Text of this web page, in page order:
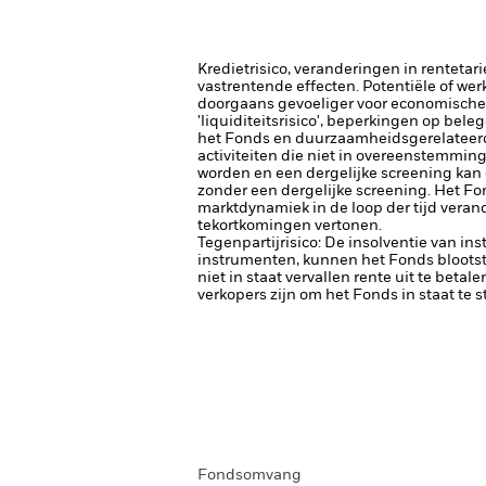
Kredietrisico, veranderingen in
vastrentende effecten. Potentiële of
doorgaans gevoeliger voor
'liquiditeitsrisico', beperkingen op
het Fonds en
activiteiten die niet in
worden en een dergelijke screening
zonder een dergelijke screening. Het
marktdynamiek in de loop der tijd
tekortkomingen vertonen.
Tegenpartijrisico: De insolventie van
instrumenten, kunnen het Fonds
niet in staat vervallen rente uit te
verkopers zijn om het Fonds in staat te
Fondsomvang